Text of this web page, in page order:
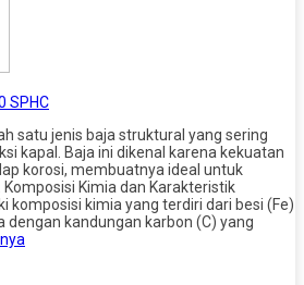
SPHC
satu jenis baja struktural yang sering
kapal. Baja ini dikenal karena kekuatan
korosi, membuatnya ideal untuk
Kimia dan Karakteristik
komposisi kimia yang terdiri dari besi (Fe)
kandungan karbon (C) yang